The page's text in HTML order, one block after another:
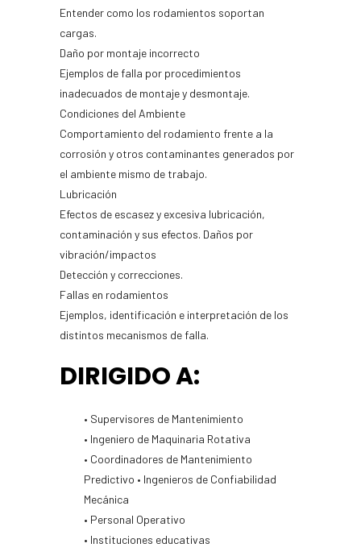
Entender como los rodamientos soportan
cargas.
Daño por montaje incorrecto
Ejemplos de falla por procedimientos
inadecuados de montaje y desmontaje.
Condiciones del Ambiente
Comportamiento del rodamiento frente a la
corrosión y otros contaminantes generados por
el ambiente mismo de trabajo.
Lubricación
Efectos de escasez y excesiva lubricación,
contaminación y sus efectos. Daños por
vibración/impactos
Detección y correcciones.
Fallas en rodamientos
Ejemplos, identificación e interpretación de los
distintos mecanismos de falla.
DIRIGIDO A:
• Supervisores de Mantenimiento
• Ingeniero de Maquinaria Rotativa
• Coordinadores de Mantenimiento
Predictivo • Ingenieros de Confiabilidad
Mecánica
• Personal Operativo
• Instituciones educativas